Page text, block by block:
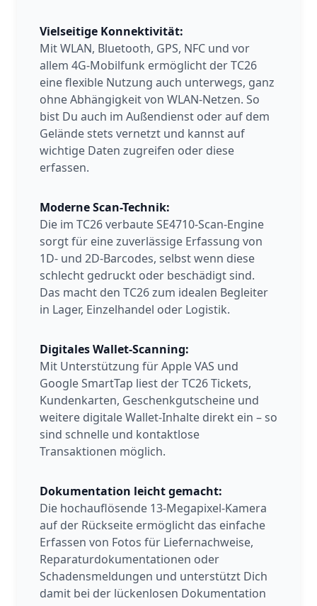
Vielseitige Konnektivität:
Mit WLAN, Bluetooth, GPS, NFC und vor
allem 4G-Mobilfunk ermöglicht der TC26
eine flexible Nutzung auch unterwegs, ganz
ohne Abhängigkeit von WLAN-Netzen. So
bist Du auch im Außendienst oder auf dem
Gelände stets vernetzt und kannst auf
wichtige Daten zugreifen oder diese
erfassen.
Moderne Scan-Technik:
Die im TC26 verbaute SE4710-Scan-Engine
sorgt für eine zuverlässige Erfassung von
1D- und 2D-Barcodes, selbst wenn diese
schlecht gedruckt oder beschädigt sind.
Das macht den TC26 zum idealen Begleiter
in Lager, Einzelhandel oder Logistik.
Digitales Wallet-Scanning:
Mit Unterstützung für Apple VAS und
Google SmartTap liest der TC26 Tickets,
Kundenkarten, Geschenkgutscheine und
weitere digitale Wallet-Inhalte direkt ein – so
sind schnelle und kontaktlose
Transaktionen möglich.
Dokumentation leicht gemacht:
Die hochauflösende 13-Megapixel-Kamera
auf der Rückseite ermöglicht das einfache
Erfassen von Fotos für Liefernachweise,
Reparaturdokumentationen oder
Schadensmeldungen und unterstützt Dich
damit bei der lückenlosen Dokumentation